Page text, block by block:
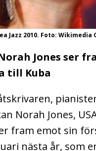
Jazz 2010. Foto: Wikimedia
Jones ser
till Kuba
Norah Jones,
fram emot sin
nästa år, som